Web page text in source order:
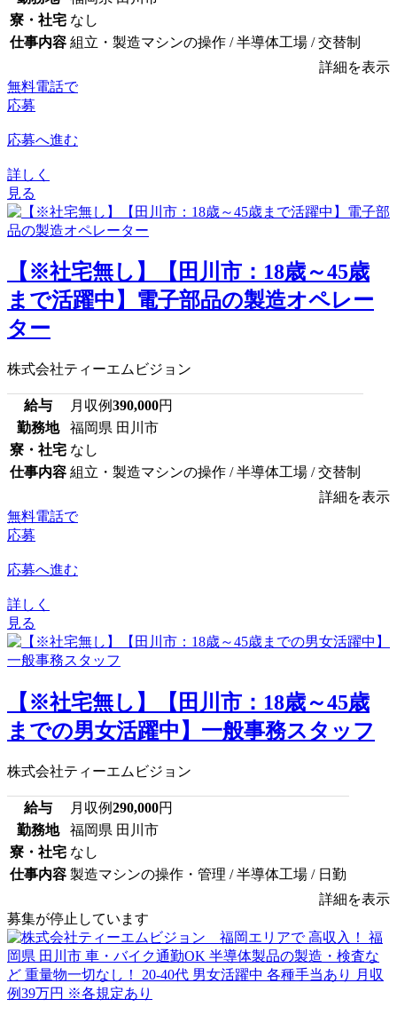
寮・社宅 なし
仕事内容 組立・製造マシンの操作 / 半導体工場 / 交替制
詳細を表示
無料電話で
応募
応募へ進む
詳しく
見る
【※社宅無し】【田川市：18歳～45歳
まで活躍中】電子部品の製造オペレー
ター
株式会社ティーエムビジョン
給与 月収例390,000円
勤務地
福岡県 田川市
寮・社宅 なし
仕事内容 組立・製造マシンの操作 / 半導体工場 / 交替制
詳細を表示
無料電話で
応募
応募へ進む
詳しく
見る
【※社宅無し】【田川市：18歳～45歳
までの男女活躍中】一般事務スタッフ
株式会社ティーエムビジョン
給与 月収例290,000円
勤務地
福岡県 田川市
寮・社宅 なし
仕事内容 製造マシンの操作・管理 / 半導体工場 / 日勤
詳細を表示
募集が停止しています